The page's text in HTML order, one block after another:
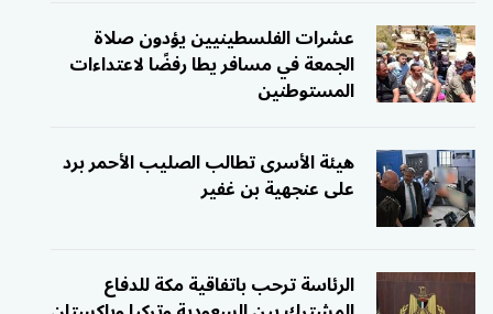
عشرات الفلسطينيين يؤدون صلاة
الجمعة في مسافر يطا رفضًا لاعتداءات
المستوطنين
هيئة الأسرى تطالب الصليب الأحمر برد
على عنجهية بن غفير
الرئاسة ترحب باتفاقية مكة للدفاع